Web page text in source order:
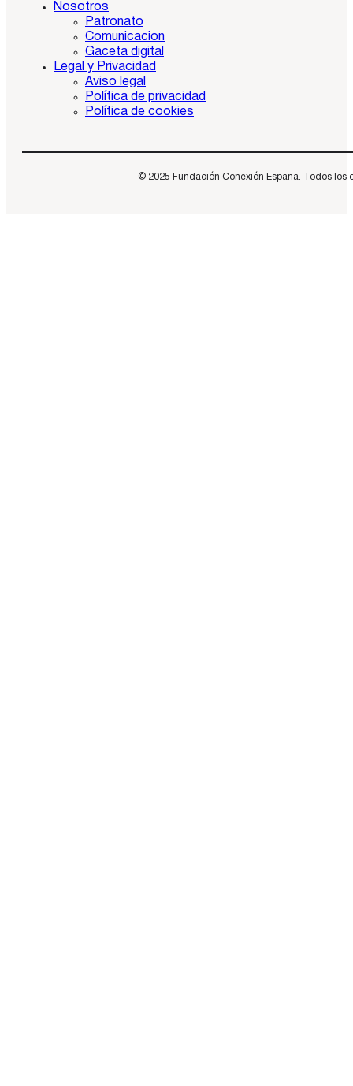
Nosotros
Patronato
Comunicacion
Gaceta digital
Legal y Privacidad
Aviso legal
Política de privacidad
Política de cookies
© 2025 Fundación Conexión España. Todos los